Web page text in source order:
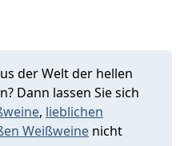
der Welt der hellen
Dann lassen Sie sich
, lieblichen
Weißweine nicht